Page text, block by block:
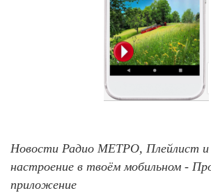
Новости Радио МЕТРО, Плейлист и
настроение в твоём мобильном -
приложение